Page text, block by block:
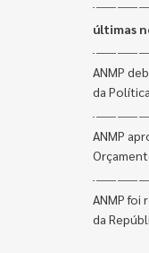
últimas
ANMP
da
ANMP
ANMP foi
da